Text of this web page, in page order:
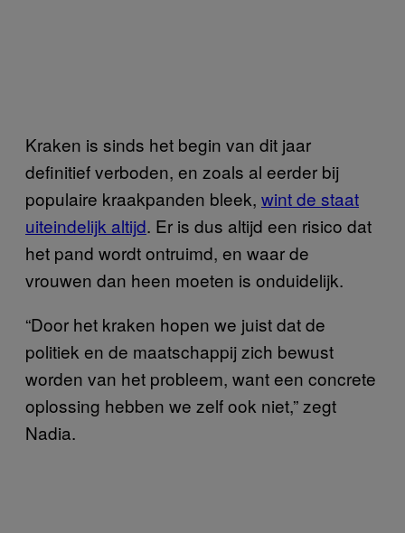
Kraken is sinds het begin van dit jaar
definitief verboden, en zoals al eerder bij
populaire kraakpanden bleek, wint de staat
uiteindelijk altijd. Er is dus altijd een risico dat
het pand wordt ontruimd, en waar de
vrouwen dan heen moeten is onduidelijk.
“Door het kraken hopen we juist dat de
politiek en de maatschappij zich bewust
worden van het probleem, want een concrete
oplossing hebben we zelf ook niet,” zegt
Nadia.